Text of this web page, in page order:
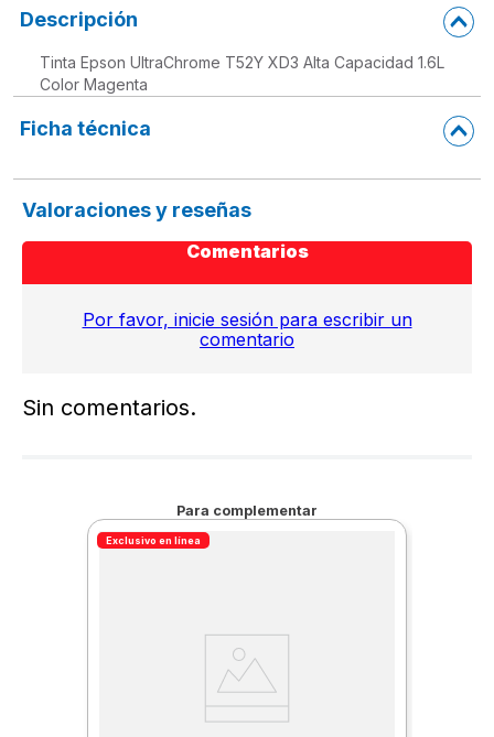
Descripción
Tinta Epson UltraChrome T52Y XD3 Alta Capacidad 1.6L
Color Magenta
Ficha técnica
Valoraciones y reseñas
Comentarios
Por favor, inicie sesión para escribir un
comentario
Sin comentarios.
Para complementar
Exclusivo en línea